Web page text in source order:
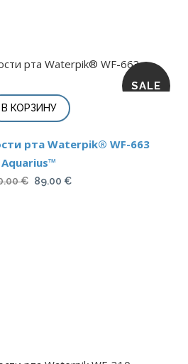
SALE
В КОРЗИНУ
рта Waterpik® WF-663
Aquarius™
€ Первоначальная
89.00 €Текущая